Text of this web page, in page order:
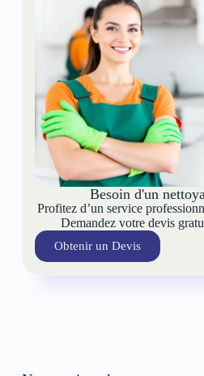
Besoin d'un
Profitez d’un service
Demandez votre devis
Obtenir un Devis